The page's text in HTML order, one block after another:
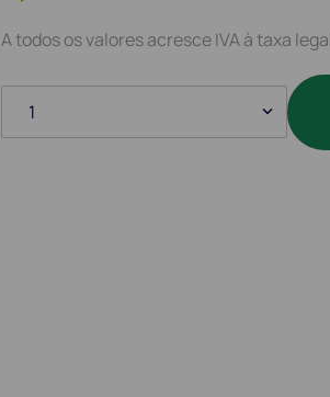
A todos os valores acresce IVA à taxa
1